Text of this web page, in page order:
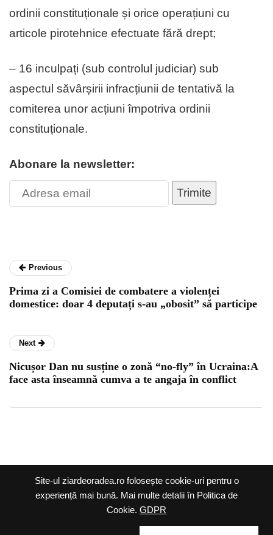
Site-ul ziardeoradea.ro folosește cookie-uri pentru o
experiență mai bună. Mai multe detalii în Politica de
Cookie. GDPR
ordinii constituționale și orice operațiuni cu
articole pirotehnice efectuate fără drept;
– 16 inculpați (sub controlul judiciar) sub
aspectul săvârșirii infracțiunii de tentativă la
comiterea unor acțiuni împotriva ordinii
constituționale.
Abonare la newsletter:
Trimite
Previous
Prima zi a Comisiei de combatere a violenței
domestice: doar 4 deputați s-au „obosit” să participe
Next
Nicușor Dan nu susține o zonă “no-fly” în Ucraina:A
face asta înseamnă cumva a te angaja în conflict
Termeni și condiții |
Politica